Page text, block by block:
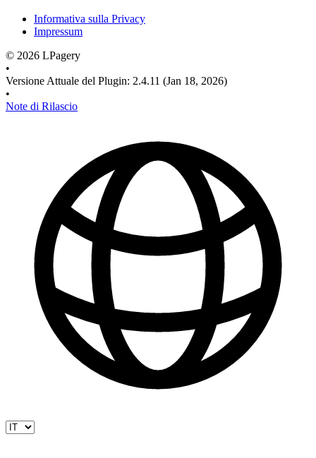
Informativa sulla Privacy
Impressum
© 2026 LPagery
•
Versione Attuale del Plugin: 2.4.11 (Jan 18, 2026)
•
Note di Rilascio